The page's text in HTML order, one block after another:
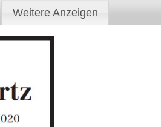
Weitere Anzeigen